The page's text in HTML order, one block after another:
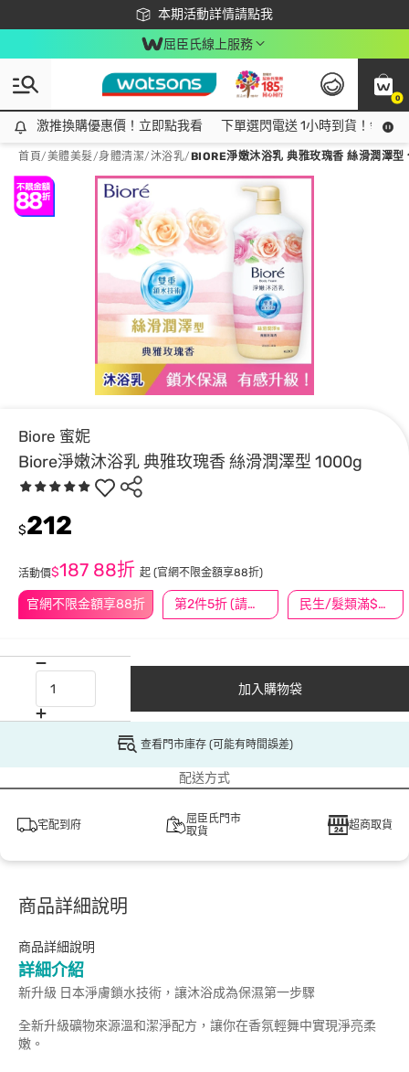
本期活動詳情請點我
下載app最高回饋$350
屈臣氏線上服務
0
激推換購優惠價！立即點我看
激推換購優惠價！立即點我看 下單選閃電送 1小時到貨！領神
首頁/美體美髮/身體清潔/沐浴乳/BIORE淨嫩沐浴乳 典雅玫瑰香 絲滑潤澤
Biore 蜜妮
Biore淨嫩沐浴乳 典雅玫瑰香 絲滑潤澤型 1000g
官網不限金額享88折 第2件5折 (請任選2件商品) 民生/髮類滿$388送舒潔冰巾
$212
活動價$187 88折 起 (官網不限金額享88折)
加入購物袋
查看門市庫存 (可能有時間誤差)
配送方式
宅配到府
屈臣氏門市
取貨
超商取貨
商品詳細說明
商品詳細說明
詳細介紹
新升級 日本淨膚鎖水技術，讓沐浴成為保濕第一步驟
全新升級礦物來源溫和潔淨配方，讓你在香氛輕舞中實現淨亮柔
嫩。